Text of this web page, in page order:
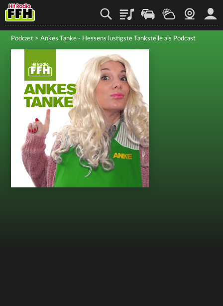
PlaylistStaupilotWetterWebcam
Podcast > Ankes Tanke - Hessens lustigste Tankstelle als Podcast